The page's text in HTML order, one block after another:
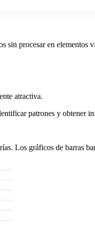
procesar en elementos
atractiva.
patrones y
Los gráficos de barras